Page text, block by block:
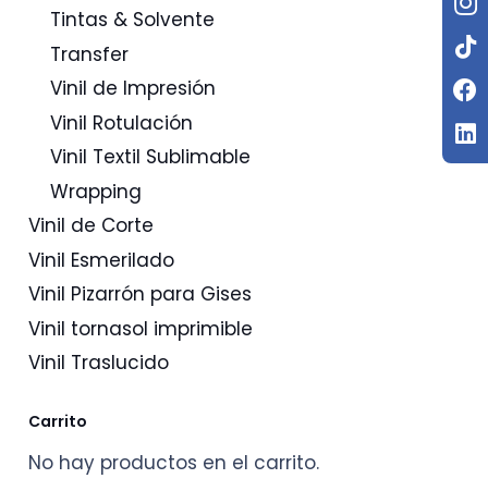
Tintas & Solvente
Transfer
Vinil de Impresión
Vinil Rotulación
Vinil Textil Sublimable
Wrapping
Vinil de Corte
Vinil Esmerilado
Vinil Pizarrón para Gises
Vinil tornasol imprimible
Vinil Traslucido
Carrito
No hay productos en el carrito.